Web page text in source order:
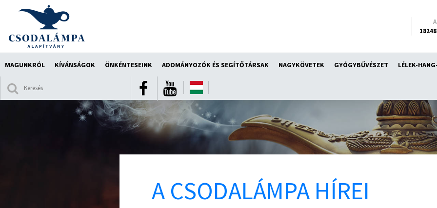
MAGUNKRÓL KÍVÁNSÁGOK ÖNKÉNTESEINK ADOMÁNYOZÓK ÉS SEGÍTŐTÁRSAK NAGYKÖVETEK GYÓGYBŰVÉSZET LÉLEK-
A CSODALÁMPA HÍREI